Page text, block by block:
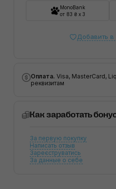
MonoBank
от 83 ₴ x 3
Добавить в
Оплата. Visa, MasterCard,
реквизитам
Как заработать
За первую покупку
Написать отзыв
Зареєструватись
За данные о себе